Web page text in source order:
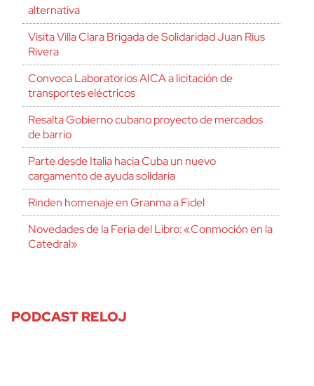
alternativa
Visita Villa Clara Brigada de Solidaridad Juan Rius
Rivera
Convoca Laboratorios AICA a licitación de
transportes eléctricos
Resalta Gobierno cubano proyecto de mercados
de barrio
Parte desde Italia hacia Cuba un nuevo
cargamento de ayuda solidaria
Rinden homenaje en Granma a Fidel
Novedades de la Feria del Libro: «Conmoción en la
Catedral»
PODCAST RELOJ